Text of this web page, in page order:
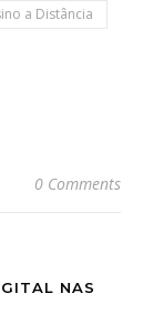
a Distância
0 Comments
NAS